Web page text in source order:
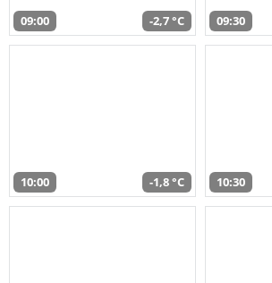
09:00 -2,7 °C 09:30
10:00 -1,8 °C 10:30